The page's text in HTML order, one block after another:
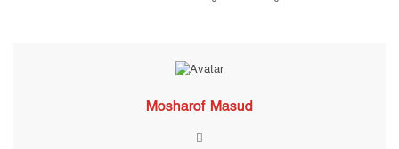
Mosharof Masud